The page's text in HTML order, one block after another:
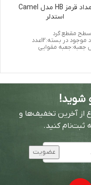
مداد قرمز HB مدل Camel
استدلر
سطح مقطع:گرد
موجود در بسته:12عدد
جعبه:جعبه مقوایی
شوید!
از آخرین تخفیف‌ها و
ثبت‌نام کنید.